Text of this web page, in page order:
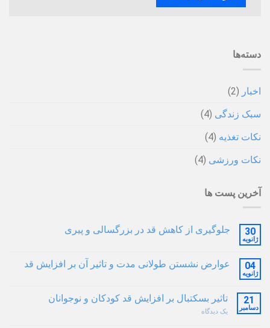
دسته‌ها
اخبار (2)
سبک زندگی (4)
نکات تغذیه (4)
نکات ورزشی (4)
آخرین پست ها
30
ژانویه
جلوگیری از کاهش قد در بزرگسالی و پیری
04
ژانویه
عوارض نشستن طولانی مدت و تاثیر آن بر افزایش قد
21
دسامبر
تاثیر بسکتبال بر افزایش قد کودکان و نوجوانان
یک دیدگاه